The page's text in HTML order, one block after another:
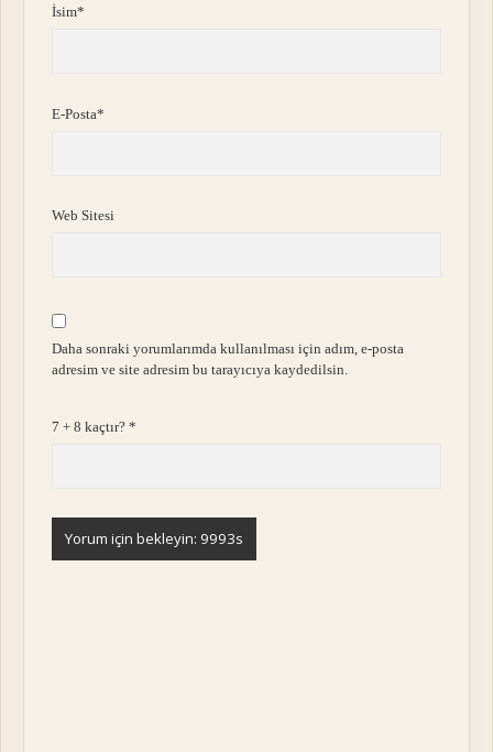
İsim*
E-Posta*
Web Sitesi
Daha sonraki yorumlarımda kullanılması için adım, e-posta
adresim ve site adresim bu tarayıcıya kaydedilsin.
7 + 8 kaçtır?*